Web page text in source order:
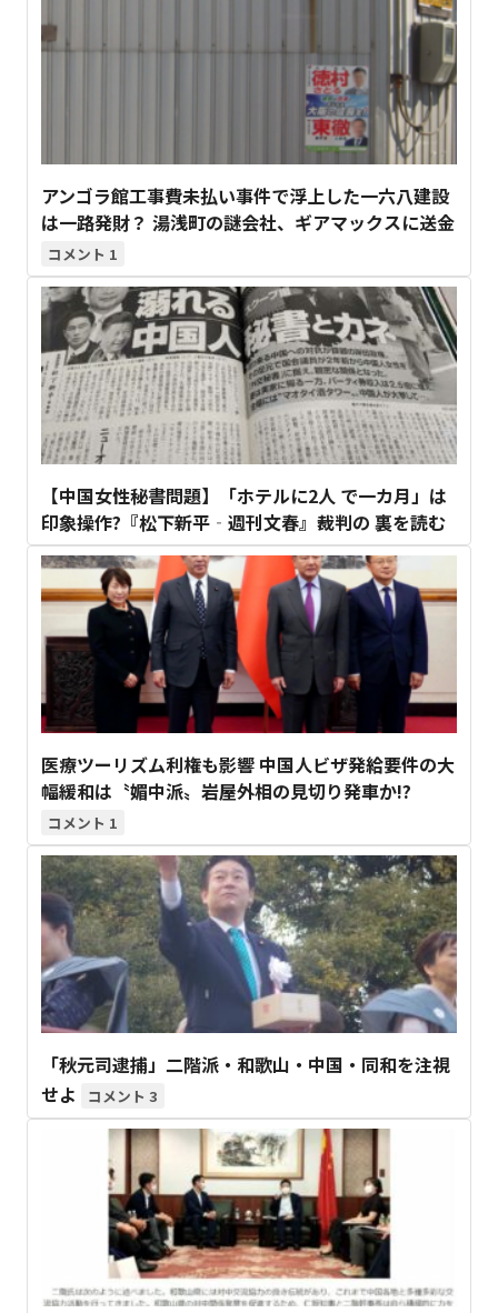
アンゴラ館工事費未払い事件で浮上した一六八建設
は一路発財？ 湯浅町の謎会社、ギアマックスに送金
1
【中国女性秘書問題】「ホテルに2人 で一カ月」は
印象操作?『松下新平‐週刊文春』裁判の 裏を読む
医療ツーリズム利権も影響 中国人ビザ発給要件の大
幅緩和は〝媚中派〟岩屋外相の見切り発車か!?
1
「秋元司逮捕」二階派・和歌山・中国・同和を注視
せよ
3